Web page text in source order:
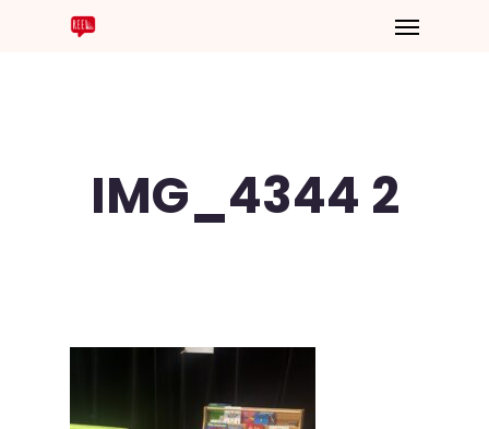
IMG_4344 2